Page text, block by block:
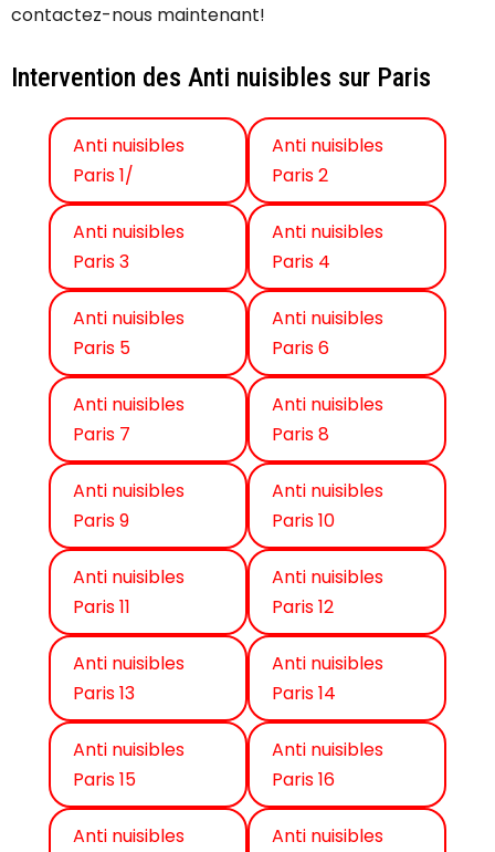
contactez-nous maintenant!
Intervention des Anti nuisibles sur Paris
Anti nuisibles
Paris 1/
Anti nuisibles
Paris 2
Anti nuisibles
Paris 3
Anti nuisibles
Paris 4
Anti nuisibles
Paris 5
Anti nuisibles
Paris 6
Anti nuisibles
Paris 7
Anti nuisibles
Paris 8
Anti nuisibles
Paris 9
Anti nuisibles
Paris 10
Anti nuisibles
Paris 11
Anti nuisibles
Paris 12
Anti nuisibles
Paris 13
Anti nuisibles
Paris 14
Anti nuisibles
Paris 15
Anti nuisibles
Paris 16
Anti nuisibles
Anti nuisibles